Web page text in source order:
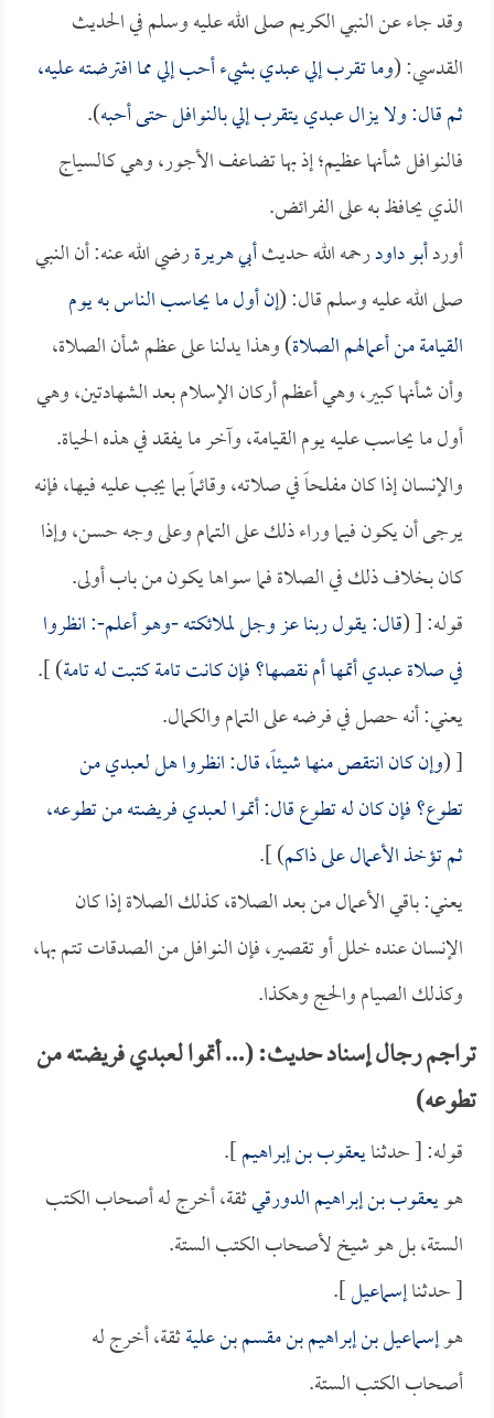
وقد جاء عن النبي الكريم صلى الله عليه وسلم في الحديث
القدسي: (وما تقرب إلي عبدي بشيء أحب إلي مما افترضته عليه،
ثم قال: ولا يزال عبدي يتقرب إلي بالنوافل حتى أحبه).
فالنوافل شأنها عظيم؛ إذ بها تضاعف الأجور، وهي كالسياج
الذي يحافظ به على الفرائض.
أوردأبو داودرحمه الله حديثأبي هريرةرضي الله عنه: أن النبي
صلى الله عليه وسلم قال: (إن أول ما يحاسب الناس به يوم
القيامة من أعمالهم الصلاة) وهذا يدلنا على عظم شأن الصلاة،
وأن شأنها كبير، وهي أعظم أركان الإسلام بعد الشهادتين، وهي
أول ما يحاسب عليه يوم القيامة، وآخر ما يفقد في هذه الحياة.
والإنسان إذا كان مفلحاً في صلاته، وقائماً بما يجب عليه فيها، فإنه
يرجى أن يكون فيما وراء ذلك على التمام وعلى وجه حسن، وإذا
كان بخلاف ذلك في الصلاة فما سواها يكون من باب أولى.
قوله: [ (قال: يقول ربنا عز وجل لملائكته -وهو أعلم-: انظروا
في صلاة عبدي أتمها أم نقصها؟ فإن كانت تامة كتبت له تامة) ].
يعني: أنه حصل في فرضه على التمام والكمال.
[ (وإن كان انتقص منها شيئاً، قال: انظروا هل لعبدي من
تطوع؟ فإن كان له تطوع قال: أتموا لعبدي فريضته من تطوعه،
ثم تؤخذ الأعمال على ذاكم) ].
يعني: باقي الأعمال من بعد الصلاة، كذلك الصلاة إذا كان
الإنسان عنده خلل أو تقصير، فإن النوافل من الصدقات تتم بها،
وكذلك الصيام والحج وهكذا.
تراجم رجال إسناد حديث: (... أتموا لعبدي فريضته من
تطوعه)
قوله: [ حدثنايعقوب بن إبراهيم].
هويعقوب بن إبراهيم الدورقيثقة، أخرج له أصحاب الكتب
الستة، بل هو شيخ لأصحاب الكتب الستة.
[ حدثناإسماعيل].
هوإسماعيل بن إبراهيم بن مقسم بن عليةثقة، أخرج له
أصحاب الكتب الستة.